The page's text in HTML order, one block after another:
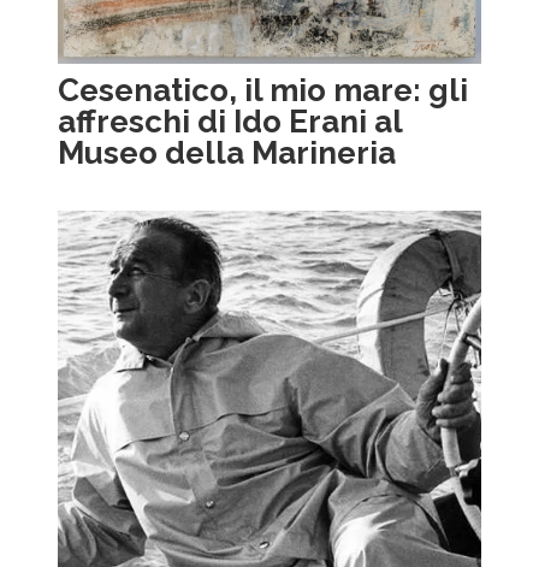
Cesenatico, il mio mare: gli
affreschi di Ido Erani al
Museo della Marineria